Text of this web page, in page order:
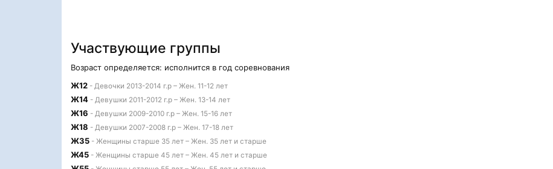
Участвующие группы
Возраст определяется: исполнится в год соревнования
Ж12 - Девочки 2013-2014 г.р – Жен. 11-12 лет
Ж14 - Девушки 2011-2012 г.р – Жен. 13-14 лет
Ж16 - Девушки 2009-2010 г.р – Жен. 15-16 лет
Ж18 - Девушки 2007-2008 г.р – Жен. 17-18 лет
Ж35 - Женщины старше 35 лет – Жен. 35 лет и старше
Ж45 - Женщины старше 45 лет – Жен. 45 лет и старше